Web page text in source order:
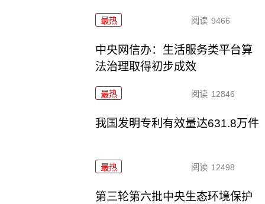
最热 阅读 9466
中央网信办：生活服务类平台算
法治理取得初步成效
最热 阅读 12846
我国发明专利有效量达631.8万件
最热 阅读 12498
第三轮第六批中央生态环境保护